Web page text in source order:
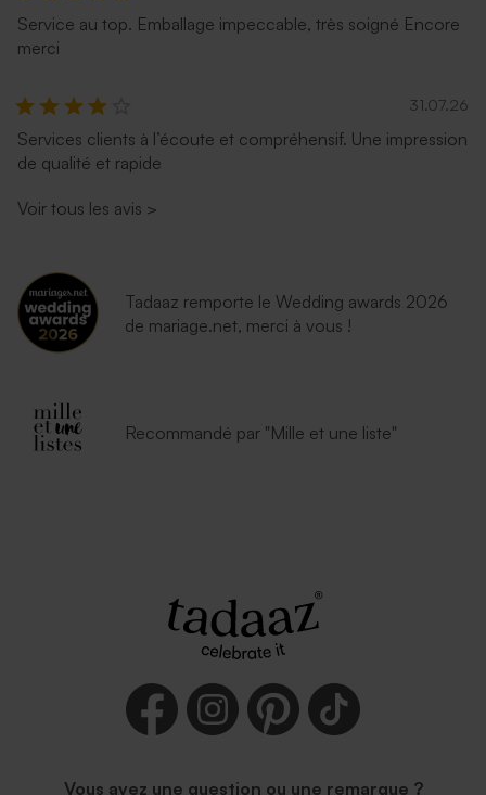
Service au top. Emballage impeccable, très soigné Encore
merci
31.07.26
Services clients à l’écoute et compréhensif. Une impression
de qualité et rapide
Voir tous les avis >
Tadaaz remporte le Wedding awards 2026
de mariage.net, merci à vous !
Recommandé par "Mille et une liste"
Vous avez une question ou une remarque ?